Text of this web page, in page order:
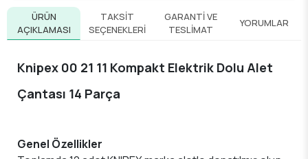
ÜRÜN
AÇIKLAMASI
TAKSIT
SEÇENEKLERI
GARANTI VE
TESLIMAT
YORUMLAR
Knipex 00 21 11 Kompakt Elektrik Dolu Alet
Çantası 14 Parça
Genel Özellikler